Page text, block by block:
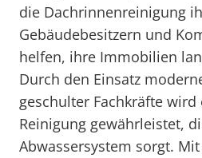
die Dachrinnenreinigung
Gebäudebesitzern und
helfen, ihre Immobilien
Durch den Einsatz
geschulter Fachkräfte
Reinigung gewährleistet,
Abwassersystem sorgt.